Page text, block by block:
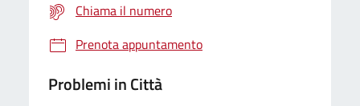
Chiama il numero
Prenota appuntamento
Problemi in Città